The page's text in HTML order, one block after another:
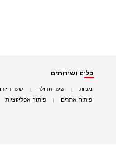
כלים ושירותים
מניות שער הדולר שער היורו
פיתוח אתרים פיתוח אפליקציות